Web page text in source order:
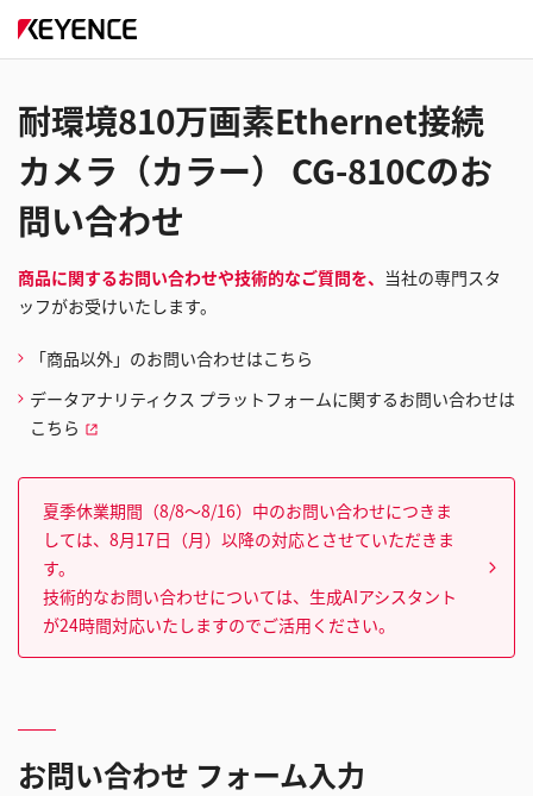
耐環境810万画素Ethernet接続
カメラ（カラー） CG-810Cのお
問い合わせ
商品に関するお問い合わせや技術的なご質問を、 当社の専門スタ
ッフがお受けいたします。
「商品以外」のお問い合わせはこちら
データアナリティクス プラットフォームに関するお問い合わせは
こちら
夏季休業期間（8/8～8/16）中のお問い合わせにつきま
しては、8月17日（月）以降の対応とさせていただきま
す。
技術的なお問い合わせについては、生成AIアシスタント
が24時間対応いたしますのでご活用ください。
お問い合わせ フォーム入力